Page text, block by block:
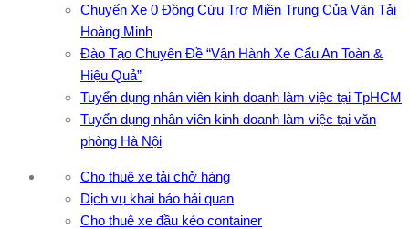
Chuyến Xe 0 Đồng Cứu Trợ Miền Trung Của Vận Tải
Hoàng Minh
Đào Tạo Chuyên Đề “Vận Hành Xe Cẩu An Toàn &
Hiệu Quả”
Tuyển dụng nhân viên kinh doanh làm việc tại TpHCM
Tuyển dụng nhân viên kinh doanh làm việc tại văn
phòng Hà Nội
Cho thuê xe tải chở hàng
Dịch vụ khai báo hải quan
Cho thuê xe đầu kéo container